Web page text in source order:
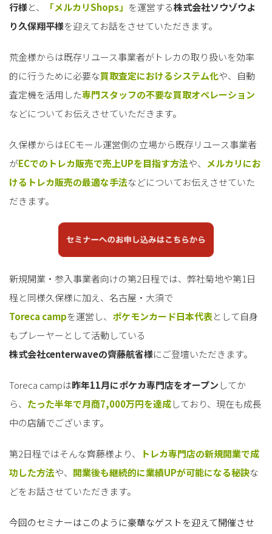
行様と、 「メルカリShops」 を運営する株式会社ソウゾウよ
り久保翔平様を迎えてお話をさせていただきます。
荒金様からは既存リユース事業者がトレカの取り扱いを効率
的に行うために必要な買取査定におけるシステム化や、自動
査定機を活用した専門スタッフの不要な買取オペレーション
などについてお伝えさせていただきます。
久保様からはECモール運営側の立場から既存リユース事業者
がECでのトレカ販売で売上UPを目指す方法や、
メルカリにお
けるトレカ販売の最適な手法などについてお伝えさせていた
だきます。
新規開業・参入事業者向けの第2日程では、弊社菊地や第1日
程と同様久保様に加え、名古屋・大須で
Toreca campを運営し、 ポケモンカード日本代表として自身
もプレーヤーとして活動している
株式会社centerwaveの齊藤航省様にご登壇いただきます。
Toreca campは昨年11月にポケカ専門店をオープン してか
ら、 たった半年で月商7,000万円を達成しており、現在も成長
中の店舗でございます。
第2日程ではそんな齊藤様より、
トレカ専門店の新規開業で成
功した方法や、 開業後も継続的に業績UPが可能になる秘訣な
どをお話させていただきます。
今回のセミナーはこのように豪華なゲストを迎えて開催させ